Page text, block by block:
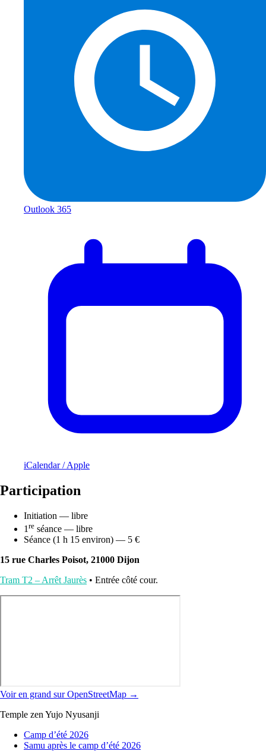
Outlook 365
iCalendar / Apple
Participation
Initiation — libre
1 re séance — libre
Séance (1 h 15 environ) — 5 €
15 rue Charles Poisot, 21000 Dijon
Tram T2 – Arrêt Jaurès • Entrée côté cour.
Voir en grand sur OpenStreetMap →
Temple zen Yujo Nyusanji
Camp d’été 2026
Samu après le camp d’été 2026